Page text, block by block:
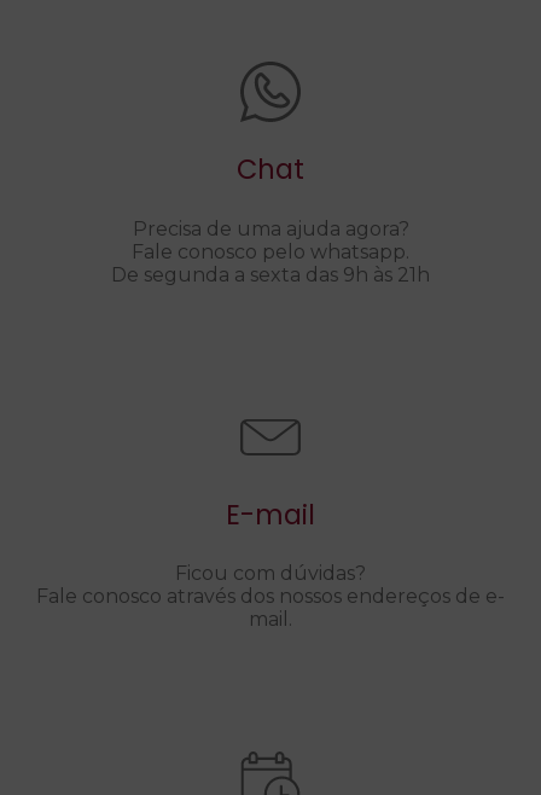
Chat
Precisa de uma ajuda agora?
Fale conosco pelo whatsapp.
De segunda a sexta das 9h às 21h
E-mail
Ficou com dúvidas?
Fale conosco através dos nossos endereços de e-
mail.